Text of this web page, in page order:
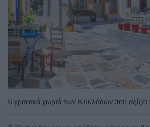
6 γραφικά χωριά των Κυκλάδων που αξίζει